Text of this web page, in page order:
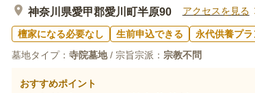
神奈川県愛甲郡愛川町半原90 アクセスを見る
檀家になる必要なし 生前申込できる
永代供養プラ
墓地タイプ： 寺院墓地/ 宗旨宗派： 宗教不問
おすすめポイント